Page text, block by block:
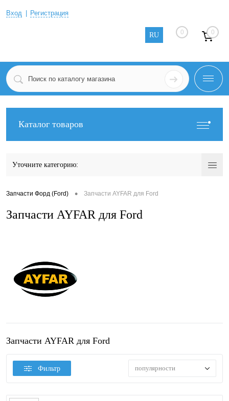
Вход Регистрация
RU 0 0
Каталог товаров
Уточните категорию:
Запчасти Форд (Ford) • Запчасти AYFAR для Ford
Запчасти AYFAR для Ford
Запчасти AYFAR для Ford
Фильтр популярности